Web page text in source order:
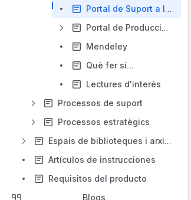
Portal de Suport a la investigació (SAI)
Portal de Producció Científica UV: administració i gestió
Mendeley
Què fer si...
Lectures d'interés
Processos de suport
Processos estratègics
Espais de biblioteques i arxius
Artículos de instrucciones
Requisitos del producto
Blogs